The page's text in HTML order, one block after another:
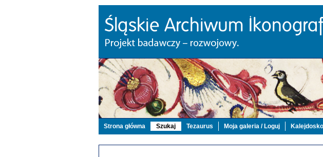
Strona główna Szukaj Tezaurus Moja galeria / Loguj